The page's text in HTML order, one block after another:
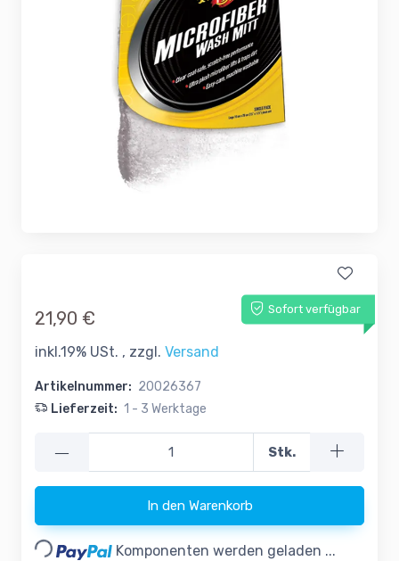
Sofort verfügbar
21,90 €
inkl.19% USt. , zzgl. Versand
Artikelnummer: 20026367
Lieferzeit: 1 - 3 Werktage
— Stk.
In den Warenkorb
Loading... Komponenten werden geladen ...